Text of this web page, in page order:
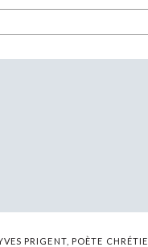
PRIGENT, POÈTE